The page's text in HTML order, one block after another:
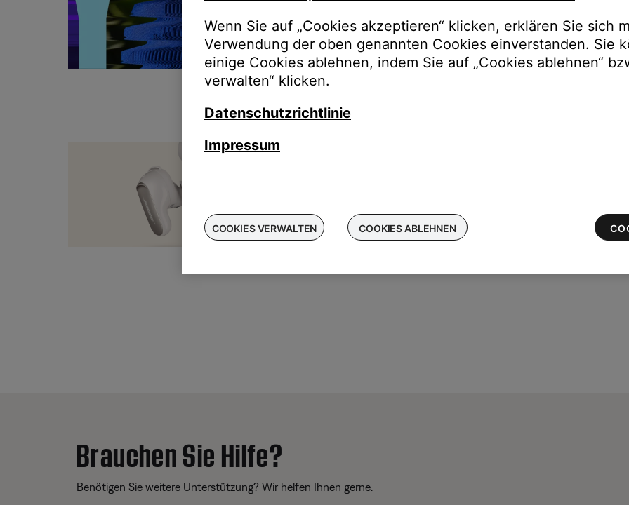
für die neuesten QuietComfort Ultra-Ohrhörer
Brauchen Sie Hilfe?
Benötigen Sie weitere Unterstützung? Wir helfen Ihnen gerne.
Wenn Sie auf „Cookies akzeptieren“ klicken, erklären Sie sich
Verwendung der oben genannten Cookies einverstanden. Sie
einige Cookies ablehnen, indem Sie auf „Cookies ablehnen“
verwalten“ klicken.
Datenschutzrichtlinie
Impressum
COOKIES VERWALTEN COOKIES ABLEHNEN